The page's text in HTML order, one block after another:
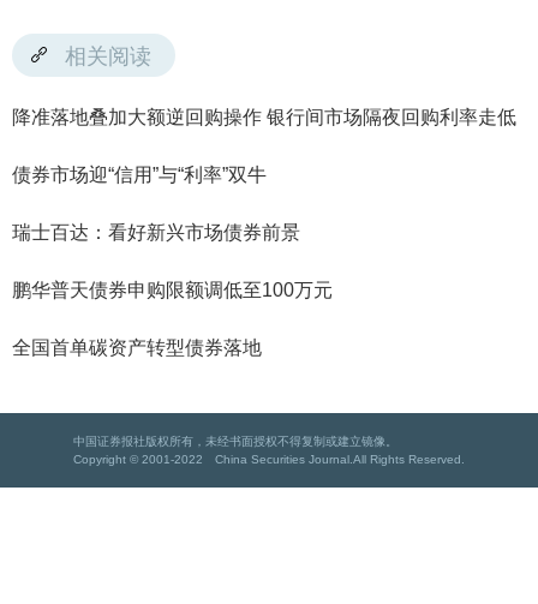
相关阅读
降准落地叠加大额逆回购操作 银行间市场隔夜回购利率走低
债券市场迎“信用”与“利率”双牛
瑞士百达：看好新兴市场债券前景
鹏华普天债券申购限额调低至100万元
全国首单碳资产转型债券落地
中国证券报社版权所有，未经书面授权不得复制或建立镜像。
Copyright © 2001-2022 China Securities Journal.All Rights Reserved.